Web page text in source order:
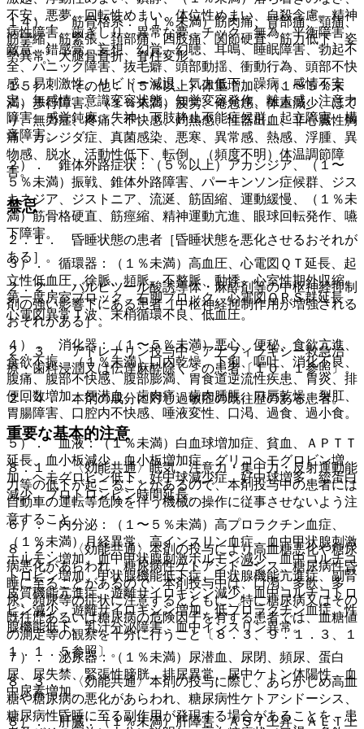
１４）． 筋骨格系：（１％未満）筋肉痛、背部痛、顎痛、
筋攣縮、筋緊張、頚部痛、四肢痛、関節硬直、筋力低下、姿
勢異常、大腿骨骨折、脊柱変形。
１５）． その他：（５％以上）体重増加、（１〜５％未
満）歩行障害、（１％未満）疲労、倦怠感、体重減少、ほて
り、無力症、疼痛、不快感、灼熱感、性器出血、非心臓性胸
痛、カンジダ症、真菌感染、悪寒、異常感、熱感、浮腫、異
物感、脱水、活動性低下、転倒、（頻度不明）体温調節障
害。
禁忌
２．１． 昏睡状態の患者［昏睡状態を悪化させるおそれが
ある］。
２．２． バルビツール酸誘導体・麻酔剤等の中枢神経抑制
剤の強い影響下にある患者［中枢神経抑制作用が増強される
おそれがある］。
２．３． アドレナリン投与中＜アナフィラキシー救急治
療・歯科浸潤又は伝達麻酔除く＞の患者〔１０．１参照〕。
２．４． 本剤の成分に対し過敏症の既往歴のある患者。
重要な基本的注意
８．１． 〈効能共通〉眠気、注意力・集中力・反射運動能
力等の低下が起こることがあるので、本剤投与中の患者には
自動車の運転等危険を伴う機械の操作に従事させないよう注
意すること。
８．２． 〈効能共通〉本剤の投与により高血糖悪化や糖尿
病悪化があらわれ、糖尿病性ケトアシドーシス、糖尿病性昏
睡に至ることがあるので、本剤投与中は、口渇、多飲、多
尿、頻尿等の症状に注意するとともに、特に糖尿病又はその
既往歴あるいは糖尿病の危険因子を有する患者では、血糖値
の測定等の観察を十分に行うこと〔８．３、９．１．３、１
１．１．５参照〕。
８．３． 〈効能共通〉本剤の投与に際し、あらかじめ高血
糖や糖尿病の悪化があらわれ、糖尿病性ケトアシドーシス、
糖尿病性昏睡に至る副作用が発現する場合があることを、患
不安、悪夢、回転性めまい、体位性めまい、自殺念慮、精神
病性障害、歯ぎしり、異常な夢、チック、無為、平衡障害、
敵意、錯感覚、妄想、幻覚、幻聴、耳鳴、睡眠障害、勃起不
全、パニック障害、抜毛癖、頭部動揺、衝動行為、頭部不快
感、易刺激性、リビドー減退、気力低下、躁病、感情不安
定、無感情、意識変容状態、知覚変容発作、離人感、注意力
障害、感覚鈍麻、失神、下肢静止不能症候群、起立障害、構
音障害。
２）． 錐体外路症状：（５％以上）アカシジア、（１〜
５％未満）振戦、錐体外路障害、パーキンソン症候群、ジス
キネジア、ジストニア、流涎、筋固縮、運動緩慢、（１％未
満）筋骨格硬直、筋痙縮、精神運動亢進、眼球回転発作、嚥
下障害。
３）． 循環器：（１％未満）高血圧、心電図ＱＴ延長、起
立性低血圧、徐脈、頻脈、不整脈、動悸、心室性期外収縮、
第一度房室ブロック、右脚ブロック、心電図ＱＲＳ群延長、
心電図異常Ｔ波、末梢循環不良、低血圧。
４）． 消化器：（１〜５％未満）悪心、便秘、食欲亢進、
食欲不振、（１％未満）口内乾燥、下痢、嘔吐、消化不良、
腹痛、腹部不快感、腹部膨満、胃食道逆流性疾患、胃炎、排
便回数増加、便潜血、歯肉痛、歯肉腫脹、口唇乾燥、裂肛、
胃腸障害、口腔内不快感、唾液変性、口渇、過食、過小食。
５）． 血液：（１％未満）白血球増加症、貧血、ＡＰＴＴ
延長、血小板減少、血小板増加症、グリコヘモグロビン増
加、ヘモグロビン低下、好中球減少症、好中球増多、総蛋白
減少、プロトロンビン時間延長。
６）． 内分泌：（１〜５％未満）高プロラクチン血症、
（１％未満）月経異常、高インスリン血症、血中甲状腺刺激
ホルモン増加、血中甲状腺刺激ホルモン減少、血中コルチコ
トロピン増加、甲状腺機能低下症、甲状腺機能亢進症、副腎
皮質機能亢進症、遊離サイロキシン減少、血中コルチコトロ
ピン減少、遊離サイロキシン増加、低プロラクチン血症、性
腺機能低下、乳汁分泌障害、血中インスリン異常。
７）． 泌尿器：（１％未満）尿潜血、尿閉、頻尿、蛋白
尿、尿失禁、緊張性膀胱、排尿異常、尿中ケトン体陽性、血
中尿素増加。
８）． 肝臓：（１％未満）肝障害、ＡＳＴ上昇、ＡＬＴ上